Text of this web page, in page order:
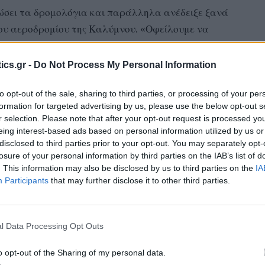
- Do Not Process My Personal Information
opt-out of the sale, sharing to third parties, or processing of your
for targeted advertising by us, please use the below opt-out
selection. Please note that after your opt-out request is processed
interest-based ads based on personal information utilized by us
to third parties prior to your opt-out. You may separately
of your personal information by third parties on the IAB’s list of
This information may also be disclosed by us to third parties on the
Participants that may further disclose it to other third parties.
Data Processing Opt Outs
opt-out of the Sharing of my personal data.
τα δρομολόγια και παράλληλα ανέδειξε ξανά
αεροδρομίου της Καλύμνου. «Οφείλουμε να
και πιο εύκολη, είτε αεροπορικώς είτε
χαρά του Αγίου Στεφάνου, έργο για το οποίο
να έχει ολοκληρωθεί η διαδικασία παραλαβής
έχει δημιουργήσει προβλήματα, καθώς τις
με παραβατικές συμπεριφορές, που δεν
να επισπεύσει τις διαδικασίες ώστε οι
χαρά», σημείωσε.